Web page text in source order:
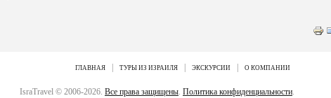
ГЛАВНАЯ ТУРЫ ИЗ ИЗРАИЛЯ ЭКСКУРСИИ О КОМПАНИИ
IsraTravel © 2006-2026. Все права защищены. Политика конфиденциальности.